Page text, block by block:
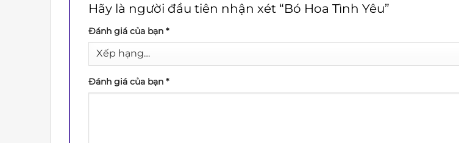
Hãy là người đầu tiên nhận xét “Bó Hoa Tình Yêu”
Đánh giá của bạn *
Đánh giá của bạn *